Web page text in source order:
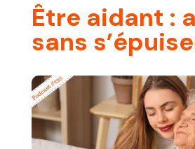
Être aidant :
sans